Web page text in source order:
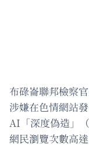
布碌崙聯邦檢察
涉嫌在色情網站
AI「深度偽造」
網民瀏覽次數高